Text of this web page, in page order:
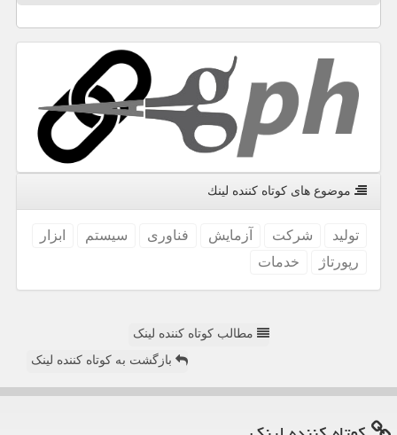
موضوع های كوتاه كننده لینك
تولید شركت آزمایش فناوری سیستم
ابزار
رپورتاژ
خدمات
مطالب کوتاه کننده لینک
بازگشت به کوتاه کننده لینک